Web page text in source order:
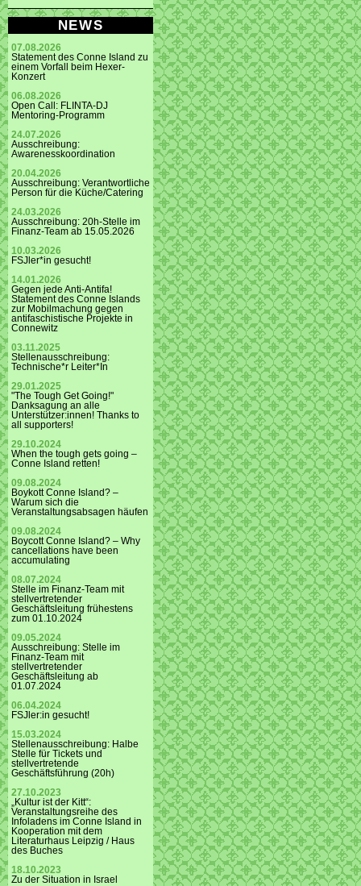
NEWS
07.08.2026
Statement des Conne Island zu
einem Vorfall beim Hexer-
Konzert
06.08.2026
Open Call: FLINTA-DJ
Mentoring-Programm
24.07.2026
Ausschreibung:
Awarenesskoordination
20.04.2026
Ausschreibung: Verantwortliche
Person für die Küche/Catering
24.03.2026
Ausschreibung: 20h-Stelle im
Finanz-Team ab 15.05.2026
10.03.2026
FSJler*in gesucht!
14.01.2026
Gegen jede Anti-Antifa!
Statement des Conne Islands
zur Mobilmachung gegen
antifaschistische Projekte in
Connewitz
03.11.2025
Stellenausschreibung:
Technische*r Leiter*In
29.01.2025
"The Tough Get Going!"
Danksagung an alle
Unterstützer:innen! Thanks to
all supporters!
29.10.2024
When the tough gets going –
Conne Island retten!
09.08.2024
Boykott Conne Island? –
Warum sich die
Veranstaltungsabsagen häufen
09.08.2024
Boycott Conne Island? – Why
cancellations have been
accumulating
08.07.2024
Stelle im Finanz-Team mit
stellvertretender
Geschäftsleitung frühestens
zum 01.10.2024
09.05.2024
Ausschreibung: Stelle im
Finanz-Team mit
stellvertretender
Geschäftsleitung ab
01.07.2024
06.04.2024
FSJler:in gesucht!
15.03.2024
Stellenausschreibung: Halbe
Stelle für Tickets und
stellvertretende
Geschäftsführung (20h)
27.10.2023
„Kultur ist der Kitt“:
Veranstaltungsreihe des
Infoladens im Conne Island in
Kooperation mit dem
Literaturhaus Leipzig / Haus
des Buches
18.10.2023
Zu der Situation in Israel